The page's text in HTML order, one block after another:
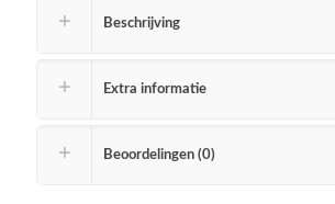
Beschrijving
Extra informatie
Beoordelingen (0)